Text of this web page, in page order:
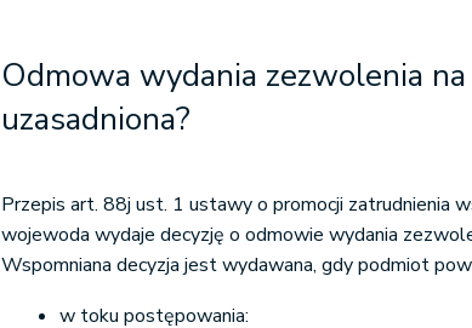
Odmowa wydania zezwolenia
uzasadniona?
Przepis art. 88j ust. 1 ustawy o promocji zatrudnienia
wojewoda wydaje decyzję o odmowie wydania
Wspomniana decyzja jest wydawana, gdy podmiot
w toku postępowania: